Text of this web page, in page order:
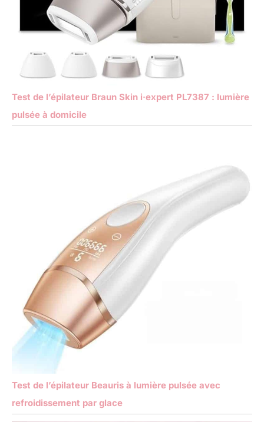
Test de l’épilateur Braun Skin i·expert PL7387 : lumière
pulsée à domicile
Test de l’épilateur Beauris à lumière pulsée avec
refroidissement par glace